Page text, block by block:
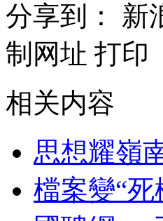
分享到：
新
制网址 打印
相关内容
思想耀嶺
檔案變“